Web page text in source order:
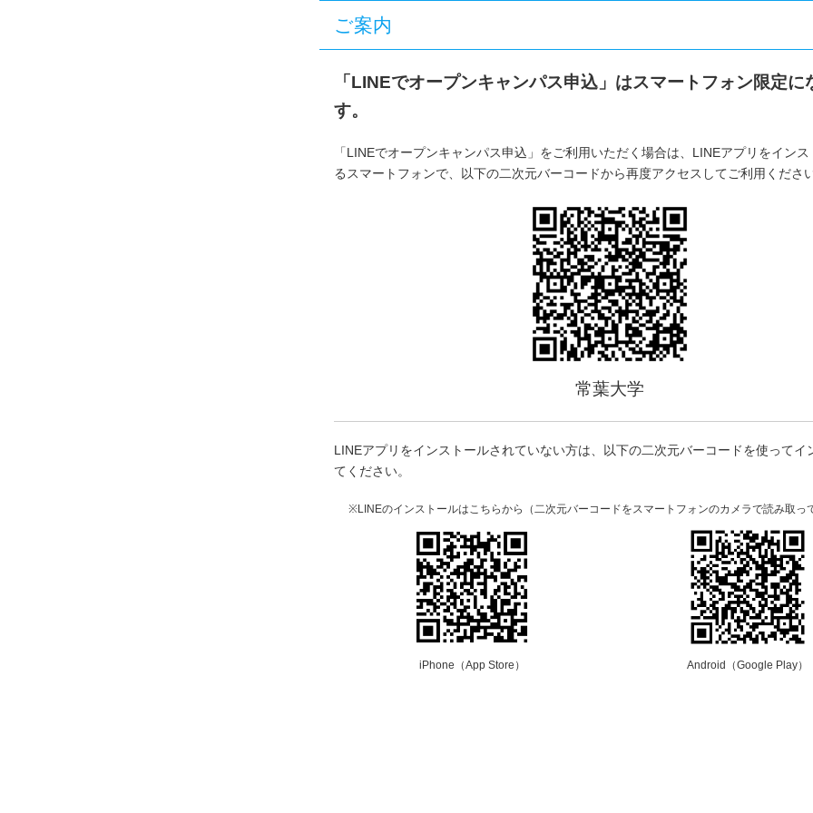
ご案内
「LINEでオープンキャンパス申込」はスマートフォン限定に
す。
「LINEでオープンキャンパス申込」をご利用いただく場合は、LINEアプリをイン
るスマートフォンで、以下の二次元バーコードから再度アクセスしてご利用ください
常葉大学
LINEアプリをインストールされていない方は、以下の二次元バーコードを使ってイ
てください。
※LINEのインストールはこちらから（二次元バーコードをスマートフォンのカメラで読み取っ
iPhone（App Store） Android（Google Play）